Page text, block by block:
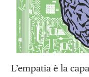
L’empatia è la